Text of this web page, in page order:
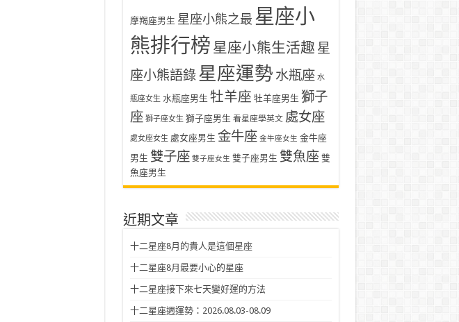
摩羯座男生 星座小熊之最 星座小
熊排行榜 星座小熊生活趣 星
座小熊語錄星座運勢 水瓶座 水
瓶座女生 水瓶座男生 牡羊座 牡羊座男生 獅子
座 獅子座女生 獅子座男生 看星座學英文 處女座
處女座女生 處女座男生 金牛座 金牛座女生 金牛座
男生 雙子座 雙子座女生 雙子座男生 雙魚座 雙
魚座男生
近期文章
十二星座8月的貴人是這個星座
十二星座8月最要小心的星座
十二星座接下來七天變好運的方法
十二星座週運勢：2026.08.03-08.09